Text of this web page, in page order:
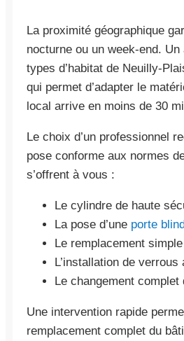
La proximité géographique
nocturne ou un week-end.
types d’habitat de Neuilly-
qui permet d’adapter le
local arrive en moins de 30
Le choix d’un professionnel
pose conforme aux normes
s’offrent à vous :
Le cylindre de haute
La pose d’une porte
Le remplacement
L’installation de
Le changement
Une intervention rapide
remplacement complet du